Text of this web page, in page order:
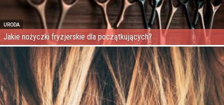
URODA
Jakie nożyczki fryzjerskie dla początkujących?